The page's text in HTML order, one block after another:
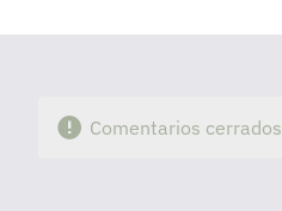
Comentarios cerrados